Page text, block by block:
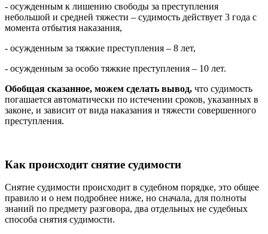
- осужденным к лишению свободы за преступления
небольшой и средней тяжести – судимость действует 3 года с
момента отбытия наказания,
- осужденным за тяжкие преступления – 8 лет,
- осужденным за особо тяжкие преступления – 10 лет.
Обобщая сказанное, можем сделать вывод, что судимость
погашается автоматически по истечении сроков, указанных в
законе, и зависит от вида наказания и тяжести совершенного
преступления.
Как происходит снятие судимости
Снятие судимости происходит в судебном порядке, это общее
правило и о нем подробнее ниже, но сначала, для полноты
знаний по предмету разговора, два отдельных не судебных
способа снятия судимости.